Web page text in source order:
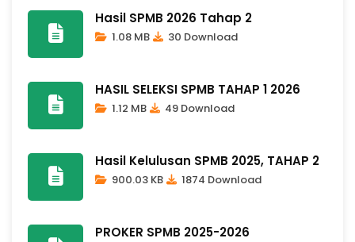
Hasil SPMB 2026 Tahap 2
1.08 MB 30 Download
HASIL SELEKSI SPMB TAHAP 1 2026
1.12 MB 49 Download
Hasil Kelulusan SPMB 2025, TAHAP 2
900.03 KB 1874 Download
PROKER SPMB 2025-2026